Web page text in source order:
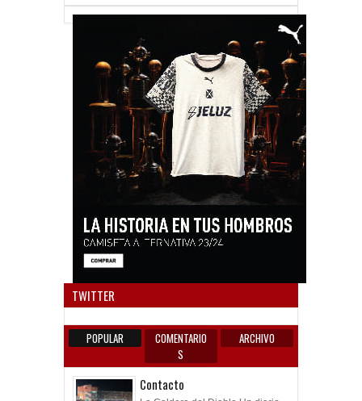
TWITTER
POPULAR
COMENTARIO
S
ARCHIVO
Contacto